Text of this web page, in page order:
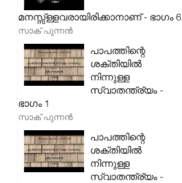
മനസ്സ്ള്ളവരായിരിക്കാനാണ് - ഭാഗം 6
സാക് പുന്നൻ
പാപത്തിന്റെ
ശക്തിയിൽ
നിന്നുള്ള
സ്വാതന്ത്ര്യം -
ഭാഗം 1
സാക് പുന്നൻ
പാപത്തിന്റെ
ശക്തിയിൽ
നിന്നുള്ള
സ്വാതന്ത്ര്യം -